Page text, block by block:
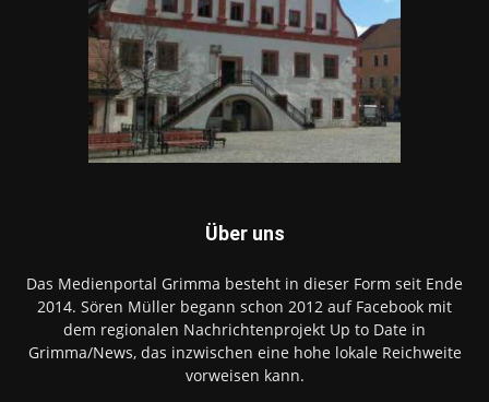
Über uns
Das Medienportal Grimma besteht in dieser Form seit Ende
2014. Sören Müller begann schon 2012 auf Facebook mit
dem regionalen Nachrichtenprojekt Up to Date in
Grimma/News, das inzwischen eine hohe lokale Reichweite
vorweisen kann.